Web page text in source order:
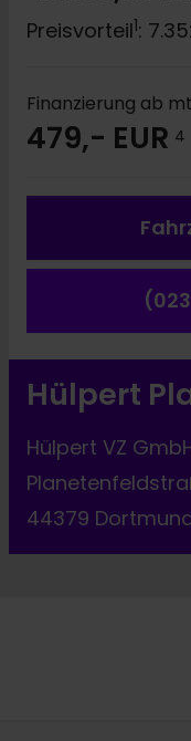
Preisvorteil1:
Finanzierung ab
479,- EUR 4
Hülpert
Hülpert VZ
44379